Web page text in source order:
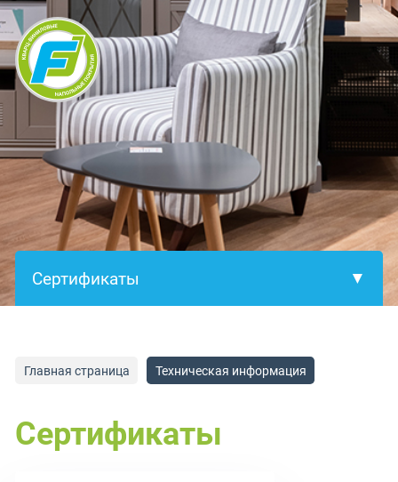
Главная страница Техническая информация
Сертификаты
×